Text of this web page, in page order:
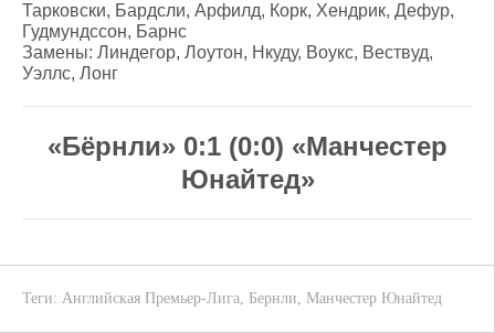
Тарковски, Бардсли, Арфилд, Корк, Хендрик, Дефур,
Гудмундссон, Барнс
Замены: Линдегор, Лоутон, Нкуду, Воукс, Вествуд,
Уэллс, Лонг
«Бёрнли» 0:1 (0:0) «Манчестер
Юнайтед»
Теги: Английская Премьер-Лига, Бернли, Манчестер Юнайтед